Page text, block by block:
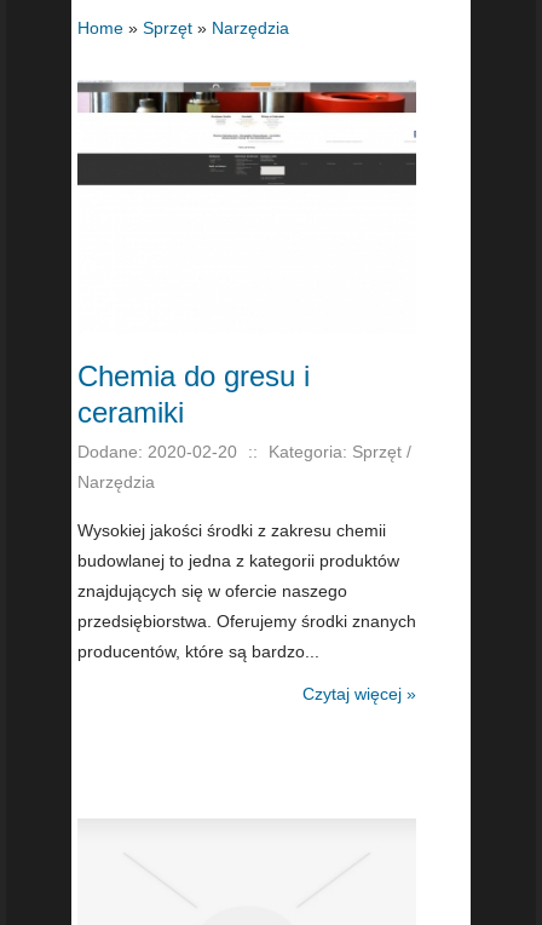
Home » Sprzęt » Narzędzia
Chemia do gresu i
ceramiki
Dodane: 2020-02-20 ::
Kategoria: Sprzęt /
Narzędzia
Wysokiej jakości środki z zakresu chemii
budowlanej to jedna z kategorii produktów
znajdujących się w ofercie naszego
przedsiębiorstwa. Oferujemy środki znanych
producentów, które są bardzo...
Czytaj więcej »